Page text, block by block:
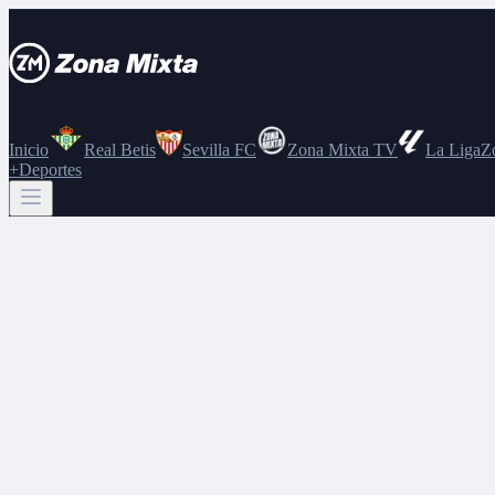
Inicio Real Betis Sevilla FC Zona Mixta TV La Liga
+Deportes